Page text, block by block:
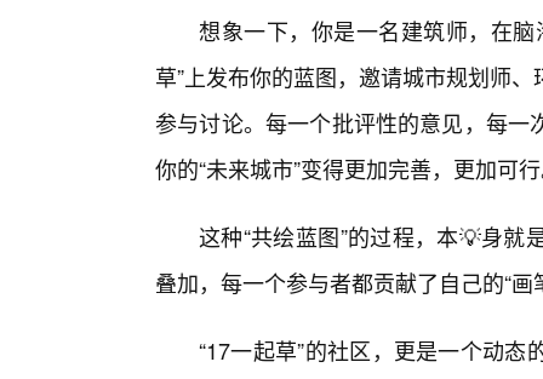
想象一下，你是一名建筑师，在
草”上发布你的蓝图，邀请城市规划师
参与讨论。每一个批评性的意见，每
你的“未来城市”变得更加完善，更加可
这种“共绘蓝图”的过程，本💡身
叠加，每一个参与者都贡献了自己的“
“17一起草”的社区，更是一个动